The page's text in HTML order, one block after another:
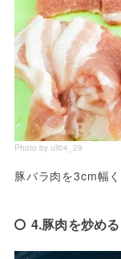
Photo by uli04_29
豚バラ肉を3cm幅
4.豚肉を炒める